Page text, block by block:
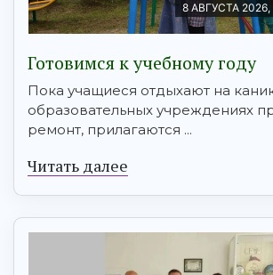
8 АВГУСТА 2026,
Готовимся к учебному году
Пока учащиеся отдыхают на
образовательных учреждениях
ремонт, прилагаются ...
Читать далее